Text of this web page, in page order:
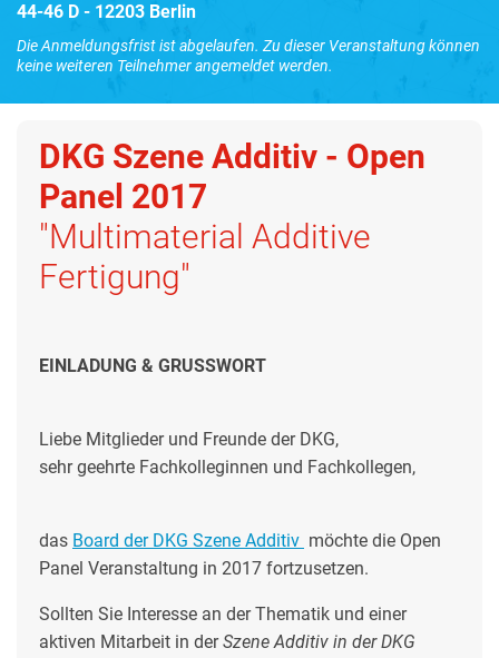
44-46 D - 12203 Berlin
Die Anmeldungsfrist ist abgelaufen. Zu dieser Veranstaltung können
keine weiteren Teilnehmer angemeldet werden.
DKG Szene Additiv - Open
Panel 2017
"Multimaterial Additive
Fertigung"
EINLADUNG & GRUSSWORT
Liebe Mitglieder und Freunde der DKG,
sehr geehrte Fachkolleginnen und Fachkollegen,
das Board der DKG Szene Additiv möchte die Open
Panel Veranstaltung in 2017 fortzusetzen.
Sollten Sie Interesse an der Thematik und einer
aktiven Mitarbeit in der Szene Additiv in der DKG